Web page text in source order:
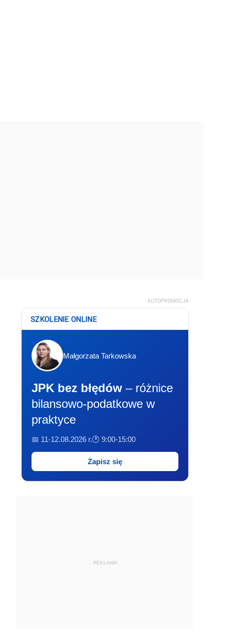
AUTOPROMOCJA
SZKOLENIE ONLINE
Małgorzata Tarkowska
JPK bez błędów – różnice
bilansowo-podatkowe w
praktyce
📅 11-12.08.2026 r.🕐 9:00-15:00
Zapisz się
REKLAMA